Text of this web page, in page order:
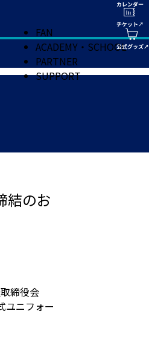
FAN
ACADEMY・SCHOOL
PARTNER
SUPPORT
結のお
締役会
ユニフォー